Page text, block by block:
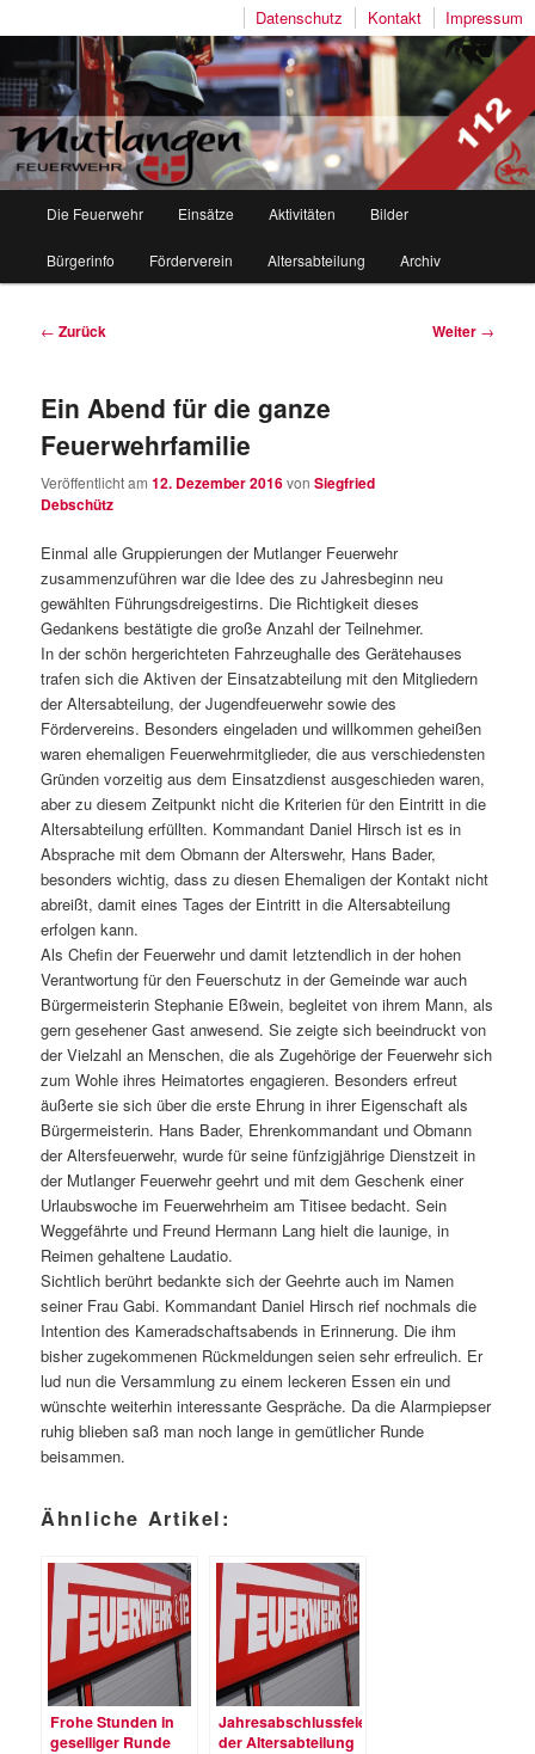
Impressum
Kontakt
Datenschutz
Freiwillige Feuerwehr Mutlangen
Zum
Inhalt
Zum
sekundären
Die Feuerwehr Einsätze Aktivitäten Bilder
Bürgerinfo Förderverein Altersabteilung Archiv
Beitragsnavigation
← Zurück Weiter →
Ein Abend für die ganze
Feuerwehrfamilie
Veröffentlicht am12. Dezember 2016vonSiegfried
Debschütz
Einmal alle Gruppierungen der Mutlanger Feuerwehr
zusammenzuführen war die Idee des zu Jahresbeginn neu
gewählten Führungsdreigestirns. Die Richtigkeit dieses
Gedankens bestätigte die große Anzahl der Teilnehmer.
In der schön hergerichteten Fahrzeughalle des Gerätehauses
trafen sich die Aktiven der Einsatzabteilung mit den Mitgliedern
der Altersabteilung, der Jugendfeuerwehr sowie des
Fördervereins. Besonders eingeladen und willkommen geheißen
waren ehemaligen Feuerwehrmitglieder, die aus verschiedensten
Gründen vorzeitig aus dem Einsatzdienst ausgeschieden waren,
aber zu diesem Zeitpunkt nicht die Kriterien für den Eintritt in die
Altersabteilung erfüllten. Kommandant Daniel Hirsch ist es in
Absprache mit dem Obmann der Alterswehr, Hans Bader,
besonders wichtig, dass zu diesen Ehemaligen der Kontakt nicht
abreißt, damit eines Tages der Eintritt in die Altersabteilung
erfolgen kann.
Als Chefin der Feuerwehr und damit letztendlich in der hohen
Verantwortung für den Feuerschutz in der Gemeinde war auch
Bürgermeisterin Stephanie Eßwein, begleitet von ihrem Mann, als
gern gesehener Gast anwesend. Sie zeigte sich beeindruckt von
der Vielzahl an Menschen, die als Zugehörige der Feuerwehr sich
zum Wohle ihres Heimatortes engagieren. Besonders erfreut
äußerte sie sich über die erste Ehrung in ihrer Eigenschaft als
Bürgermeisterin. Hans Bader, Ehrenkommandant und Obmann
der Altersfeuerwehr, wurde für seine fünfzigjährige Dienstzeit in
der Mutlanger Feuerwehr geehrt und mit dem Geschenk einer
Urlaubswoche im Feuerwehrheim am Titisee bedacht. Sein
Weggefährte und Freund Hermann Lang hielt die launige, in
Reimen gehaltene Laudatio.
Sichtlich berührt bedankte sich der Geehrte auch im Namen
seiner Frau Gabi. Kommandant Daniel Hirsch rief nochmals die
Intention des Kameradschaftsabends in Erinnerung. Die ihm
bisher zugekommenen Rückmeldungen seien sehr erfreulich. Er
lud nun die Versammlung zu einem leckeren Essen ein und
wünschte weiterhin interessante Gespräche. Da die Alarmpiepser
ruhig blieben saß man noch lange in gemütlicher Runde
beisammen.
Ähnliche Artikel:
Frohe Stunden in
geselliger Runde
Jahresabschlussfeier
der Altersabteilung